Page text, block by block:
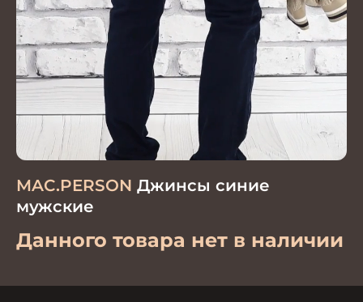
MAC.PERSON Джинсы синие
мужские
Данного товара нет в наличии